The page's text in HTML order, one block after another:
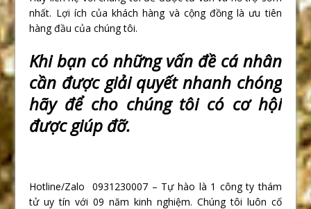
nhất. Lợi ích của khách hàng và cộng đồng là ưu tiên
hàng đầu của chúng tôi.
Khi bạn có những vấn đềcá nhân
cần được giải quyết nhanh chóng
hãy đểcho chúng tôi có cơhội
được giúp đỡ.
Hotline/Zalo 0931230007 – Tự hào là 1 công ty thám
tử uy tín với 09 năm kinh nghiệm. Chúng tôi luôn cố